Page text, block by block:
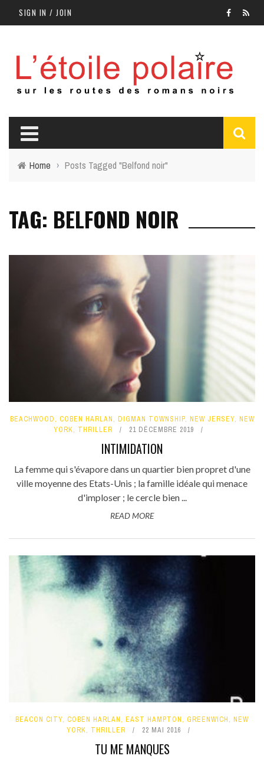
SIGN IN / JOIN
Home › Posts Tagged "Belfond noir"
TAG: BELFOND NOIR
BEACHWOOD, COBEN HARLAN, DIGMAN TOWNSHIP, NEW JERSEY, NEW
YORK, THRILLER 21 DÉCEMBRE 2019
INTIMIDATION
La femme qui s'évapore dans un quartier bien propret d'une
ville moyenne des Etats-Unis ; la famille idéale qui menace
d'imploser ; le cercle bien ...
READ MORE
BEACON CITY, COBEN HARLAN, EAST HAMPTON, GREENWICH, NEW
YORK, THRILLER 22 MAI 2016
TU ME MANQUES